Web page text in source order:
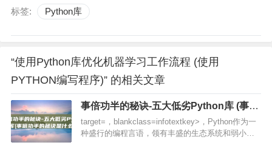
标签: Python库
“使用Python库优化机器学习工作流程 (使用
PYTHON编写程序)” 的相关文章
事倍功半的秘诀-五大低劣Python库 (事倍
功半的秘诀是什么)
target=，blankclass=infotextkey>，Python作为一
种盛行的编程言语，领有丰盛的生态系统和弱小的